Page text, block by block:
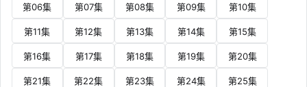
第06集 第07集 第08集 第09集 第10集
第11集 第12集 第13集 第14集 第15集
第16集 第17集 第18集 第19集 第20集
第21集 第22集 第23集 第24集 第25集